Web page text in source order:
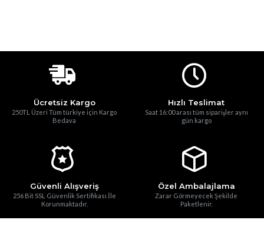
Ücretsiz Kargo
250TL Üzeri Tüm türkiye için Kargo
Bedava
Hızlı Teslimat
Saat 16:00 arası tüm siparişler aynı
gün kargo
Güvenli Alışveriş
256 Bit SSL Güvenlik Sertifikası İle
Korunmaktadır.
Özel Ambalajlama
Zarar Görmeyecek Şekilde
Paketlenir.